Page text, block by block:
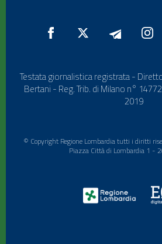
Testata giornalistica registrata -
Bertani - Reg. Trib. di Milano n°
2019
© Copyright Regione Lombardia tutti i diritti
Piazza Città di Lombardia 1 -